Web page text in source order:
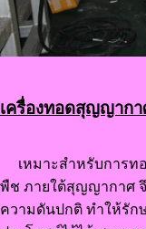
เครื่องทอดสุญญากา
เหมาะสำหรับการทอ
พืช ภายใต้สุญญากาศ
ความดันปกติ ทำให้รั